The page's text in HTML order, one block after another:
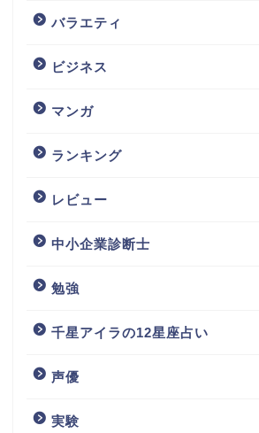
バラエティ
ビジネス
マンガ
ランキング
レビュー
中小企業診断士
勉強
千星アイラの12星座占い
声優
実験